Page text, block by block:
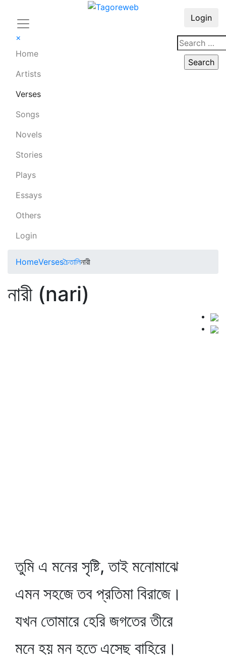
×
Home
Artists
Verses
Songs
Novels
Stories
Plays
Essays
Others
Login
Login
HomeVersesচৈতালিনারী
নারী (nari)
তুমি এ মনের সৃষ্টি, তাই মনোমাঝে
এমন সহজে তব প্রতিমা বিরাজে।
যখন তোমারে হেরি জগতের তীরে
মনে হয় মন হতে এসেছ বাহিরে।